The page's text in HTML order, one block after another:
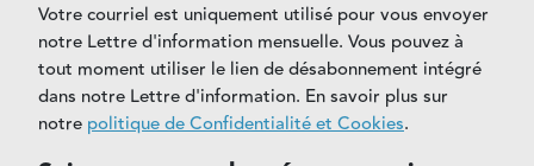
Votre courriel est uniquement utilisé pour vous envoyer
notre Lettre d'information mensuelle. Vous pouvez à
tout moment utiliser le lien de désabonnement intégré
dans notre Lettre d'information. En savoir plus sur
notre politique de Confidentialité et Cookies.